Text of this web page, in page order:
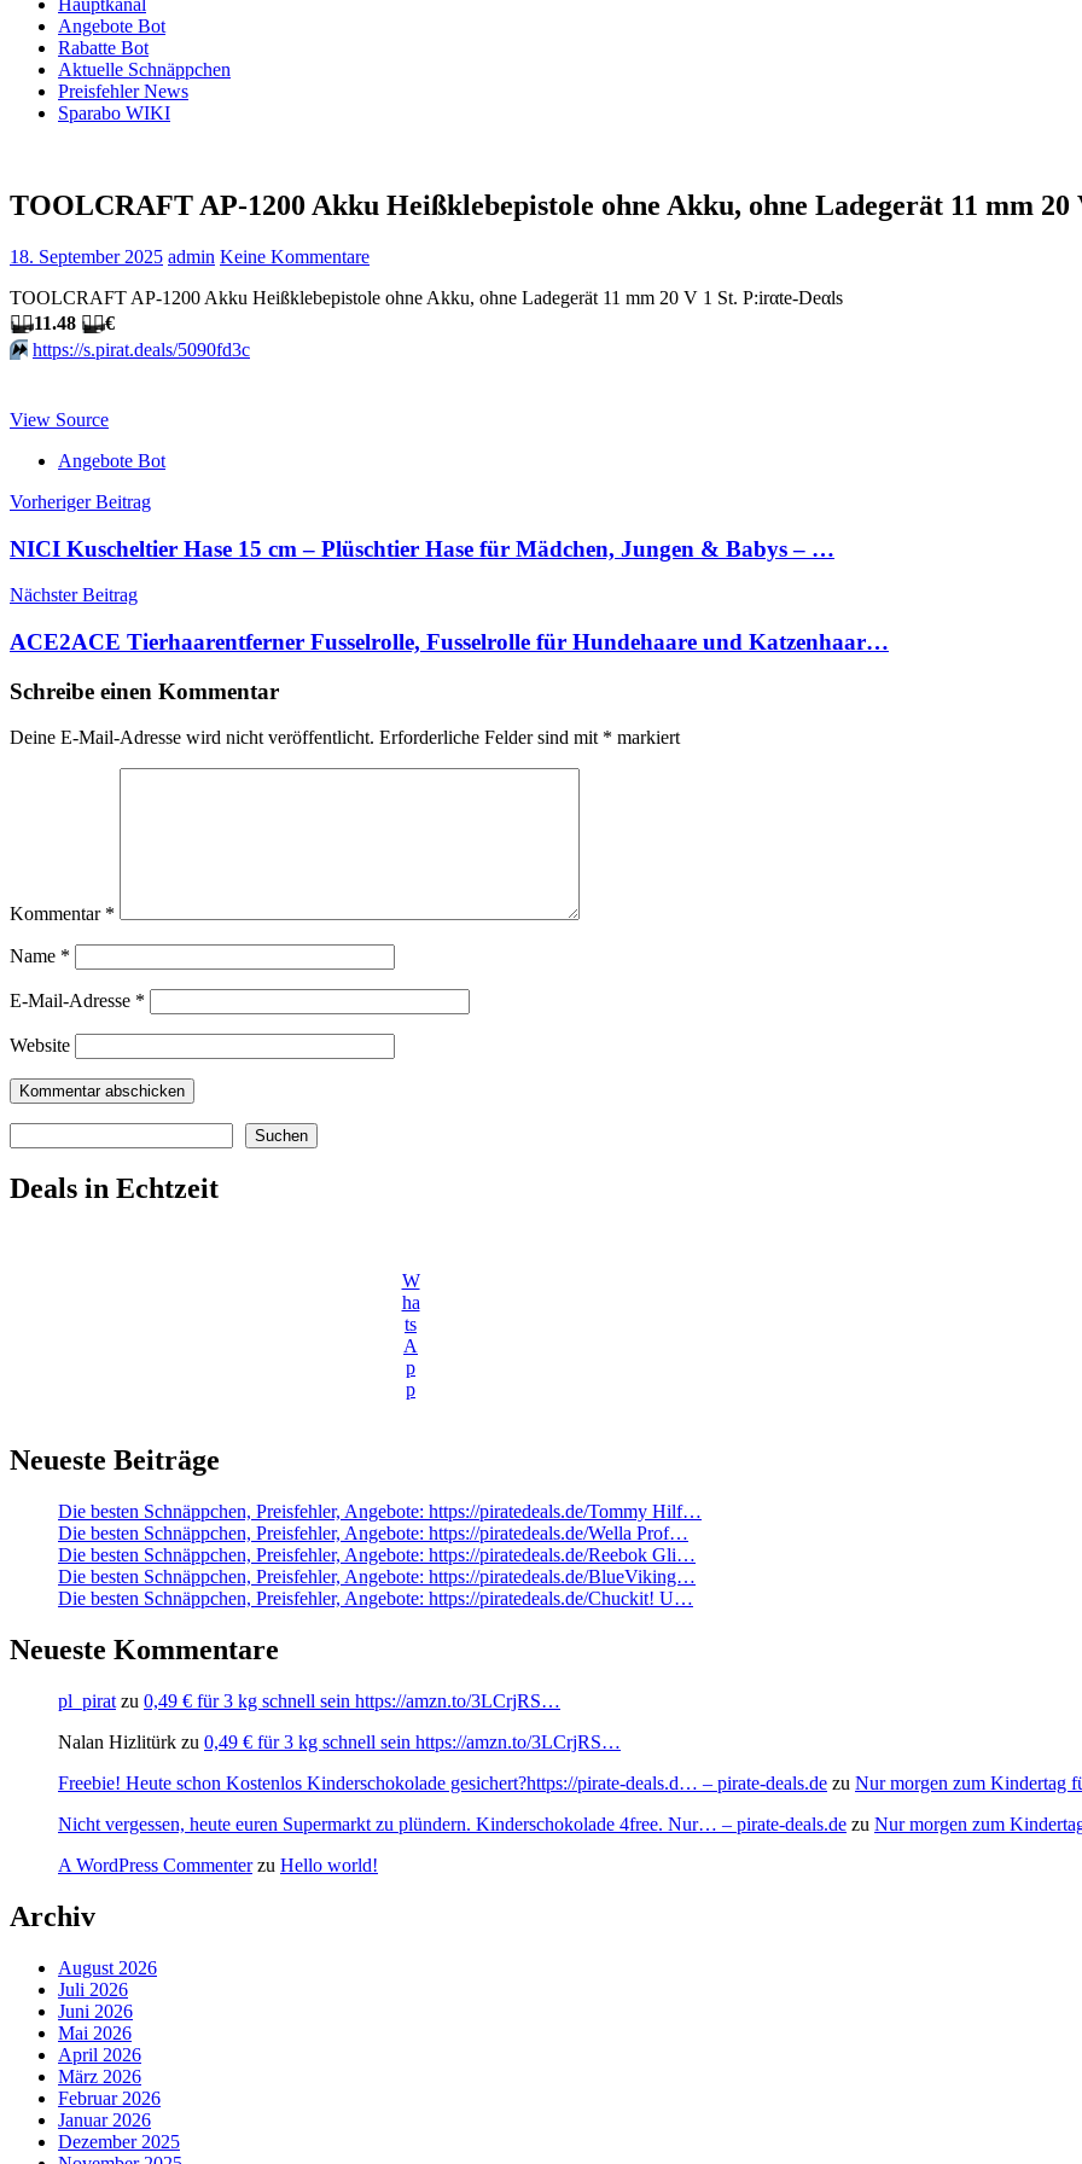
Hauptkanal
Angebote Bot
Rabatte Bot
Aktuelle Schnäppchen
Preisfehler News
Sparabo WIKI
TOOLCRAFT AP-1200 Akku Heißklebepistole ohne Akku, ohne Ladegerät 11 mm
18. September 2025 admin Keine Kommentare
TOOLCRAFT AP-1200 Akku Heißklebepistole ohne Akku, ohne Ladegerät 11 mm 20 V 1 St. P:irαtе-Dеαls
🏴‍☠️11.48 🏴‍☠️€
⏩️ https://s.pirat.deals/5090fd3c
View Source
Angebote Bot
Beitragsnavigation
Vorheriger Beitrag
NICI Kuscheltier Hase 15 cm – Plüschtier Hase für Mädchen, Jungen & Babys – …
Nächster Beitrag
ACE2ACE Tierhaarentferner Fusselrolle, Fusselrolle für Hundehaare und Katzenhaar…
Schreibe einen Kommentar
Deine E-Mail-Adresse wird nicht veröffentlicht. Erforderliche Felder sind mit * markiert
Kommentar *
Name *
E-Mail-Adresse *
Website
Suchen
Deals in Echtzeit
W
ha
ts
A
p
p
Neueste Beiträge
Die besten Schnäppchen, Preisfehler, Angebote: https://piratedeals.de/Tommy Hilf…
Die besten Schnäppchen, Preisfehler, Angebote: https://piratedeals.de/Wella Prof…
Die besten Schnäppchen, Preisfehler, Angebote: https://piratedeals.de/Reebok Gli…
Die besten Schnäppchen, Preisfehler, Angebote: https://piratedeals.de/BlueViking…
Die besten Schnäppchen, Preisfehler, Angebote: https://piratedeals.de/Chuckit! U…
Neueste Kommentare
pl_pirat zu 0,49 € für 3 kg schnell sein https://amzn.to/3LCrjRS…
Nalan Hizlitürk zu 0,49 € für 3 kg schnell sein https://amzn.to/3LCrjRS…
Freebie! Heute schon Kostenlos Kinderschokolade gesichert?https://pirate-deals.d… – pirate-deals.de zu Nur morgen zum Kindertag
Nicht vergessen, heute euren Supermarkt zu plündern. Kinderschokolade 4free. Nur… – pirate-deals.de zu Nur morgen zum
A WordPress Commenterzu Hello world!
Archiv
August 2026
Juli 2026
Juni 2026
Mai 2026
April 2026
März 2026
Februar 2026
Januar 2026
Dezember 2025